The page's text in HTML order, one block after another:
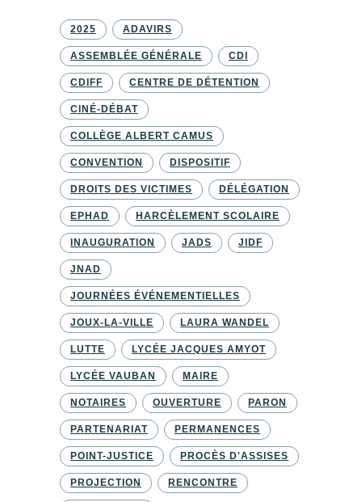
2025 ADAVIRS
ASSEMBLÉE GÉNÉRALE CDI
CDIFF CENTRE DE DÉTENTION
CINÉ-DÉBAT
COLLÈGE ALBERT CAMUS
CONVENTION DISPOSITIF
DROITS DES VICTIMES DÉLÉGATION
EPHAD HARCÈLEMENT SCOLAIRE
INAUGURATION JADS JIDF
JNAD
JOURNÉES ÉVÉNEMENTIELLES
JOUX-LA-VILLE LAURA WANDEL
LUTTE LYCÉE JACQUES AMYOT
LYCÉE VAUBAN MAIRE
NOTAIRES OUVERTURE PARON
PARTENARIAT PERMANENCES
POINT-JUSTICE PROCÈS D'ASSISES
PROJECTION RENCONTRE